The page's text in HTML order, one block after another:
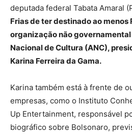
deputada federal Tabata Amaral
Frias de ter destinado ao menos
organização não
Nacional de Cultura (ANC),
Karina Ferreira da Gama.
Karina também está à frente de
empresas, como o Instituto
Up Entertainment, responsável
biográfico sobre Bolsonaro,